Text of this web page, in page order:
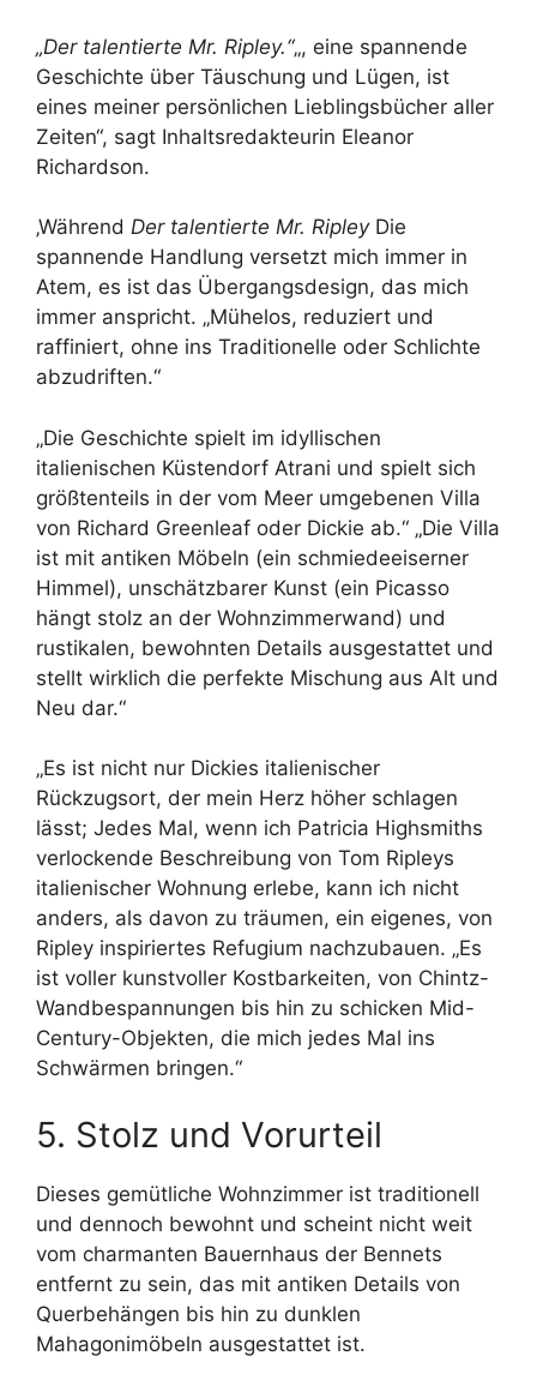
„Der talentierte Mr. Ripley.“„, eine spannende
Geschichte über Täuschung und Lügen, ist
eines meiner persönlichen Lieblingsbücher aller
Zeiten“, sagt Inhaltsredakteurin Eleanor
Richardson.
‚Während Der talentierte Mr. RipleyDie
spannende Handlung versetzt mich immer in
Atem, es ist das Übergangsdesign, das mich
immer anspricht. „Mühelos, reduziert und
raffiniert, ohne ins Traditionelle oder Schlichte
abzudriften.“
„Die Geschichte spielt im idyllischen
italienischen Küstendorf Atrani und spielt sich
größtenteils in der vom Meer umgebenen Villa
von Richard Greenleaf oder Dickie ab.“ „Die Villa
ist mit antiken Möbeln (ein schmiedeeiserner
Himmel), unschätzbarer Kunst (ein Picasso
hängt stolz an der Wohnzimmerwand) und
rustikalen, bewohnten Details ausgestattet und
stellt wirklich die perfekte Mischung aus Alt und
Neu dar.“
„Es ist nicht nur Dickies italienischer
Rückzugsort, der mein Herz höher schlagen
lässt; Jedes Mal, wenn ich Patricia Highsmiths
verlockende Beschreibung von Tom Ripleys
italienischer Wohnung erlebe, kann ich nicht
anders, als davon zu träumen, ein eigenes, von
Ripley inspiriertes Refugium nachzubauen. „Es
ist voller kunstvoller Kostbarkeiten, von Chintz-
Wandbespannungen bis hin zu schicken Mid-
Century-Objekten, die mich jedes Mal ins
Schwärmen bringen.“
5. Stolz und Vorurteil
Dieses gemütliche Wohnzimmer ist traditionell
und dennoch bewohnt und scheint nicht weit
vom charmanten Bauernhaus der Bennets
entfernt zu sein, das mit antiken Details von
Querbehängen bis hin zu dunklen
Mahagonimöbeln ausgestattet ist.